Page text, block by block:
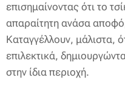
επισημαίνοντας ότι το
απαραίτητη ανάσα
Καταγγέλλουν, μάλιστα,
επιλεκτικά,
στην ίδια περιοχή.